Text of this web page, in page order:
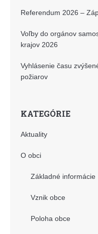
Referendum 2026 –
Voľby do orgánov
krajov 2026
Vyhlásenie času
požiarov
KATEGÓRIE
Aktuality
O obci
Základné informácie
Vznik obce
Poloha obce